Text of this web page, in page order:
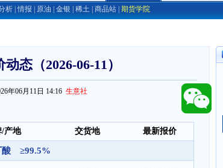
析 |情报 原油 金银 稀土 商品站 期货学院
态（2026-06-11）
年06月11日 14:16 生意社
/产地 交货地 最新报价
酸 ≥99.5%